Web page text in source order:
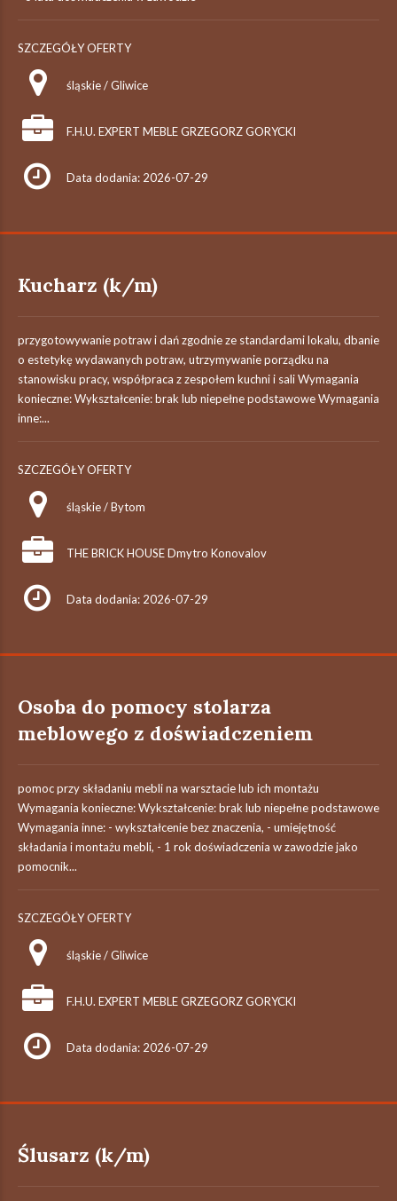
SZCZEGÓŁY OFERTY
śląskie / Gliwice
F.H.U. EXPERT MEBLE GRZEGORZ GORYCKI
Data dodania: 2026-07-29
Kucharz (k/m)
przygotowywanie potraw i dań zgodnie ze standardami lokalu, dbanie
o estetykę wydawanych potraw, utrzymywanie porządku na
stanowisku pracy, współpraca z zespołem kuchni i sali Wymagania
konieczne: Wykształcenie: brak lub niepełne podstawowe Wymagania
inne:...
SZCZEGÓŁY OFERTY
śląskie / Bytom
THE BRICK HOUSE Dmytro Konovalov
Data dodania: 2026-07-29
Osoba do pomocy stolarza
meblowego z doświadczeniem
pomoc przy składaniu mebli na warsztacie lub ich montażu
Wymagania konieczne: Wykształcenie: brak lub niepełne podstawowe
Wymagania inne: - wykształcenie bez znaczenia, - umiejętność
składania i montażu mebli, - 1 rok doświadczenia w zawodzie jako
pomocnik...
SZCZEGÓŁY OFERTY
śląskie / Gliwice
F.H.U. EXPERT MEBLE GRZEGORZ GORYCKI
Data dodania: 2026-07-29
Ślusarz (k/m)